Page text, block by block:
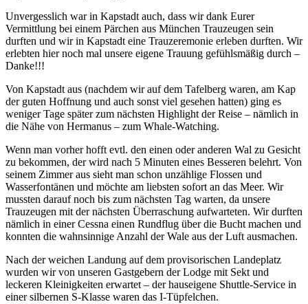
Unvergesslich war in Kapstadt auch, dass wir dank Eurer
Vermittlung bei einem Pärchen aus München Trauzeugen sein
durften und wir in Kapstadt eine Trauzeremonie erleben durften. Wir
erlebten hier noch mal unsere eigene Trauung gefühlsmäßig durch –
Danke!!!
Von Kapstadt aus (nachdem wir auf dem Tafelberg waren, am Kap
der guten Hoffnung und auch sonst viel gesehen hatten) ging es
weniger Tage später zum nächsten Highlight der Reise – nämlich in
die Nähe von Hermanus – zum Whale-Watching.
Wenn man vorher hofft evtl. den einen oder anderen Wal zu Gesicht
zu bekommen, der wird nach 5 Minuten eines Besseren belehrt. Von
seinem Zimmer aus sieht man schon unzählige Flossen und
Wasserfontänen und möchte am liebsten sofort an das Meer. Wir
mussten darauf noch bis zum nächsten Tag warten, da unsere
Trauzeugen mit der nächsten Überraschung aufwarteten. Wir durften
nämlich in einer Cessna einen Rundflug über die Bucht machen und
konnten die wahnsinnige Anzahl der Wale aus der Luft ausmachen.
Nach der weichen Landung auf dem provisorischen Landeplatz
wurden wir von unseren Gastgebern der Lodge mit Sekt und
leckeren Kleinigkeiten erwartet – der hauseigene Shuttle-Service in
einer silbernen S-Klasse waren das I-Tüpfelchen.